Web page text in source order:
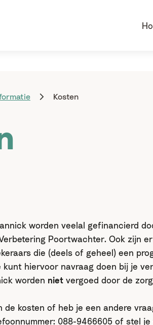
Kosten
worden veelal gefinancierd
Poortwachter. Ook zijn
die (deels of geheel) een
kunt hiervoor navraag doen bij je
worden niet vergoed door de
de kosten of heb je een andere
088-9466605 of stel je